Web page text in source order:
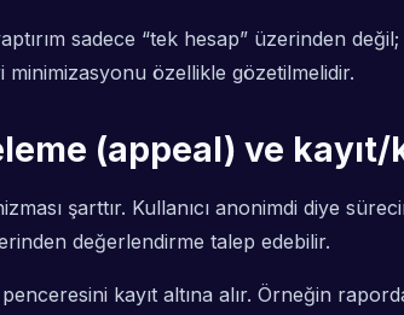
sadece “tek hesap” üzerinden
özellikle gözetilmelidir.
(appeal) ve kayıt/
şarttır. Kullanıcı anonimdi diye
değerlendirme talep edebilir.
kayıt altına alır. Örneğin